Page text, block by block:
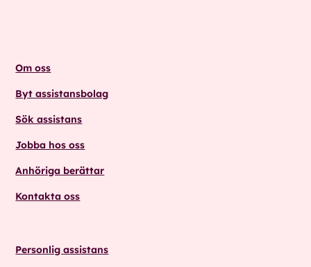
Om oss
Byt assistansbolag
Sök assistans
Jobba hos oss
Anhöriga berättar
Kontakta oss
Personlig assistans